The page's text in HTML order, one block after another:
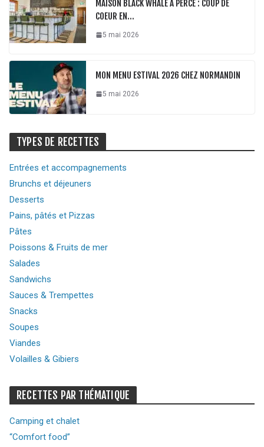
MAISON BLACK WHALE À PERCÉ : COUP DE
COEUR EN…
5 mai 2026
MON MENU ESTIVAL 2026 CHEZ NORMANDIN
5 mai 2026
TYPES DE RECETTES
Entrées et accompagnements
Brunchs et déjeuners
Desserts
Pains, pâtés et Pizzas
Pâtes
Poissons & Fruits de mer
Salades
Sandwichs
Sauces & Trempettes
Snacks
Soupes
Viandes
Volailles & Gibiers
RECETTES PAR THÉMATIQUE
Camping et chalet
“Comfort food”